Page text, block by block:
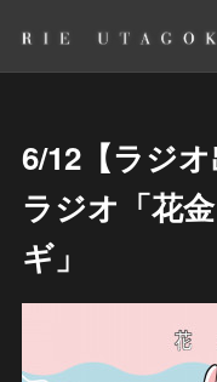
6/12【ラジ
ラジオ「花
ギ」